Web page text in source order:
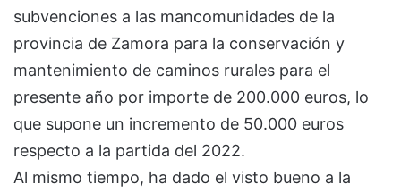
subvenciones a las mancomunidades de la
provincia de Zamora para la conservación y
mantenimiento de caminos rurales para el
presente año por importe de 200.000 euros, lo
que supone un incremento de 50.000 euros
respecto a la partida del 2022.
Al mismo tiempo, ha dado el visto bueno a la